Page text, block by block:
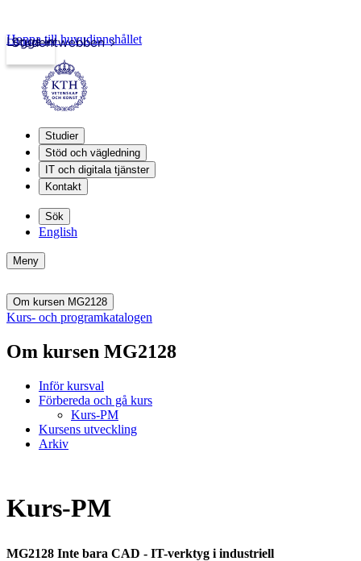
Studentwebben
Logga in
Hoppa till huvudinnehållet
Studier
Stöd och vägledning
IT och digitala tjänster
Kontakt
Sök
English
Meny
Om kursen MG2128
Kurs- och programkatalogen
Om kursen MG2128
Inför kursval
Förbereda och gå kurs
Kurs-PM
Kursens utveckling
Arkiv
Kurs-PM
MG2128 Inte bara CAD - IT-verktyg i industriell